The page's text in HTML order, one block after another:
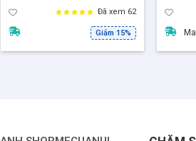
Đã xem 62
Giảm 15%